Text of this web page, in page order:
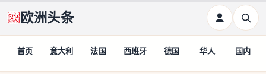
欧洲头条
首页 意大利 法国 西班牙 德国 华人 国内